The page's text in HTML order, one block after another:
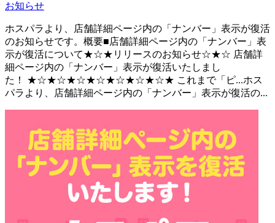
お知らせ
ホスパラより、店舗詳細ページ内の「ナンバー」表示が復活
のお知らせです。概要■店舗詳細ページ内の「ナンバー」表
示が復活について★☆★リリースのお知らせ☆★☆ 店舗詳
細ページ内の「ナンバー」表示が復活いたしまし
た！ ★☆★☆★☆★☆★☆★☆★☆★ これまで「ピ...ホス
パラより、店舗詳細ページ内の「ナンバー」表示が復活の...